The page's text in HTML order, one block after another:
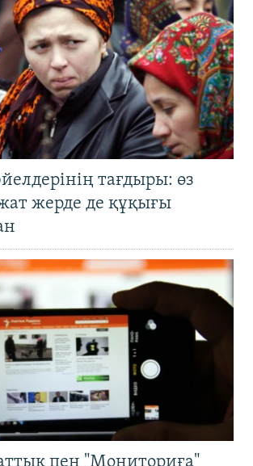
тағдыры: өз
жерде де құқығы